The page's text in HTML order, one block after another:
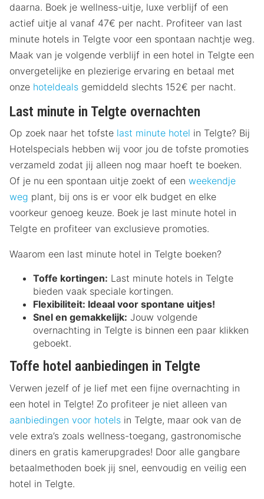
daarna. Boek je wellness-uitje, luxe verblijf of een
actief uitje al vanaf 47€ per nacht. Profiteer van last
minute hotels in Telgte voor een spontaan nachtje weg.
Maak van je volgende verblijf in een hotel in Telgte een
onvergetelijke en plezierige ervaring en betaal met
onze hoteldeals gemiddeld slechts 152€ per nacht.
Last minute in Telgte overnachten
Op zoek naar het tofste last minute hotel in Telgte? Bij
Hotelspecials hebben wij voor jou de tofste promoties
verzameld zodat jij alleen nog maar hoeft te boeken.
Of je nu een spontaan uitje zoekt of een weekendje
weg plant, bij ons is er voor elk budget en elke
voorkeur genoeg keuze. Boek je last minute hotel in
Telgte en profiteer van exclusieve promoties.
Waarom een last minute hotel in Telgte boeken?
Toffe kortingen: Last minute hotels in Telgte
bieden vaak speciale kortingen.
Flexibiliteit: Ideaal voor spontane uitjes!
Snel en gemakkelijk: Jouw volgende
overnachting in Telgte is binnen een paar klikken
geboekt.
Toffe hotel aanbiedingen in Telgte
Verwen jezelf of je lief met een fijne overnachting in
een hotel in Telgte! Zo profiteer je niet alleen van
aanbiedingen voor hotels in Telgte, maar ook van de
vele extra’s zoals wellness-toegang, gastronomische
diners en gratis kamerupgrades! Door alle gangbare
betaalmethoden boek jij snel, eenvoudig en veilig een
hotel in Telgte.